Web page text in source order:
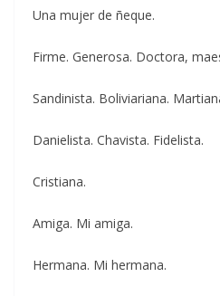
Una mujer de ñeque.
Firme. Generosa. Doctora,
Sandinista. Boliviariana.
Danielista. Chavista. Fidelista.
Cristiana.
Amiga. Mi amiga.
Hermana. Mi hermana.